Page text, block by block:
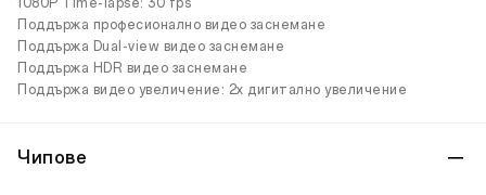
1080P Time-lapse: 30 fps
Поддържа професионално видео заснемане
Поддържа Dual-view видео заснемане
Поддържа HDR видео заснемане
Поддържа видео увеличение: 2x дигитално увеличение
Чипове